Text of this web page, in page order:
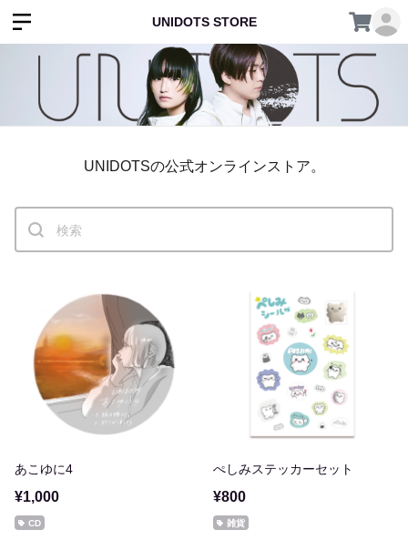
UNIDOTS STORE
UNIDOTSの公式オンラインストア。
あこゆに4
¥1,000
CD
ぺしみステッカーセット
¥800
雑貨